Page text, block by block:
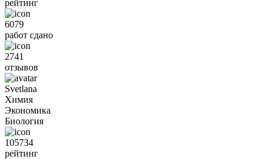
рейтинг
6079
работ сдано
2741
отзывов
Svetlana
Химия
Экономика
Биология
105734
рейтинг